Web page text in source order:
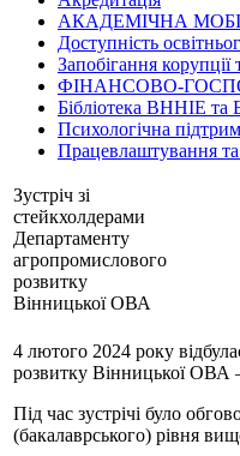
АКАДЕМІЧНА
Доступність
Запобігання
ФІНАНСОВО-
Бібліотека ВННІЕ
Психологічна
Працевлаштування
Зустріч зі
стейкхолдерами
Департаменту
агропромислового
розвитку
Вінницької ОВА
4 лютого 2024 року
розвитку Вінницької ОВА
Під час зустрічі було
(бакалаврського) рівня